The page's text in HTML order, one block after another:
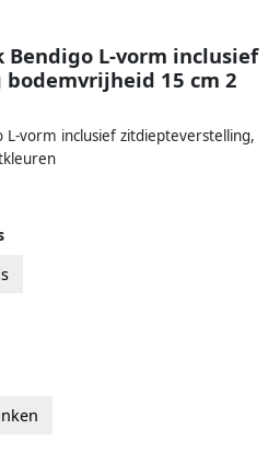
Bendigo L-vorm inclusief
15 cm 2
vorm inclusief zitdiepteverstelling,